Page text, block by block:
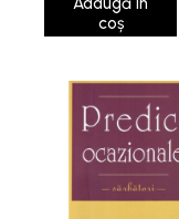
coș